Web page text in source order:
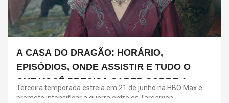
A CASA DO DRAGÃO: HORÁRIO,
EPISÓDIOS, ONDE ASSISTIR E TUDO O
QUE VOCÊ PRECISA SABER SOBRE A
NOVA TEMPORADA
Terceira temporada estreia em 21 de junho na HBO Max e
promete intensificar a guerra entre os Targaryen